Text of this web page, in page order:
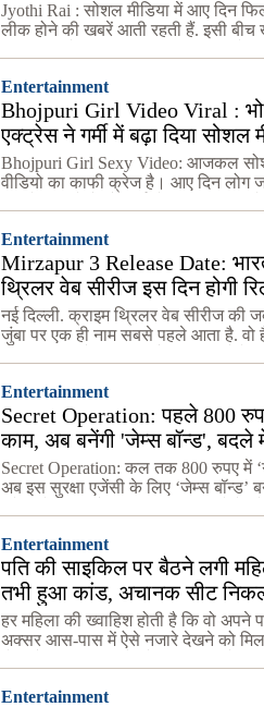
Jyothi Rai : सोशल मीडिया में आए दिन
लीक होने की खबरें आती रहती हैं. इसी
Entertainment
Bhojpuri Girl Video Viral :
एक्ट्रेस ने गर्मी में बढ़ा दिया सोशल
Bhojpuri Girl Sexy Video: आजकल
वीडियो का काफी क्रेज है। आए दिन लोग
Entertainment
Mirzapur 3 Release Date:
थ्रिलर वेब सीरीज इस दिन होगी
नई दिल्ली. क्राइम थ्रिलर वेब सीरीज की
जुंबा पर एक ही नाम सबसे पहले आता है. वो है
Entertainment
Secret Operation: पहले 800
काम, अब बनेंगी 'जेम्‍स बॉन्ड', बदले
Secret Operation: कल तक 800 रुपए में
अब इस सुरक्षा एजेंसी के लिए ‘जेम्‍स बॉन्‍ड’
Entertainment
पति की साइकिल पर बैठने लगी
तभी हुआ कांड, अचानक सीट
हर महिला की ख्वाहिश होती है कि वो
अक्सर आस-पास में ऐसे नजारे देखने को मिल
Entertainment